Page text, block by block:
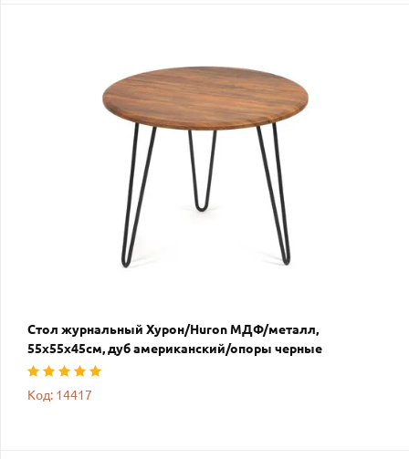
Стол журнальный Хурон/Huron МДФ/металл,
55х55х45см, дуб американский/опоры черные
Код: 14417